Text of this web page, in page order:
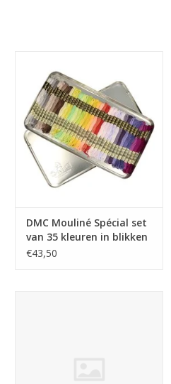
kleuren in blikken doos
DMC Mouliné Spécial set
van 35 kleuren in blikken
doos
€43,50